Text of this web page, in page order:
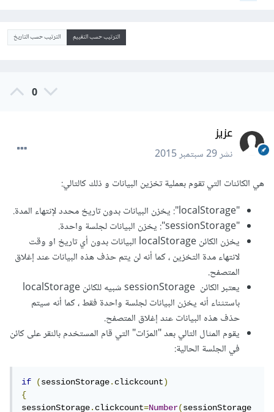
الترتيب حسب التقييم الترتيب حسب التاريخ
0
عزيز
نشر29 سبتمبر 2015
هي الكائنات التي تقوم بعملية تخزين البيانات و ذلك كالتالي:
"localStorage": يخزن البيانات بدون تاريخ محدد لإنتهاء المدة.
"sessionStorage": يخزن البيانات لجلسة واحدة.
يخزن الكائن localStorage البيانات بدون أي تاريخ او وقت
لانتهاء مدة التخزين ، كما أنه لن يتم حذف هذه البيانات عند إغلاق
المتصفح.
يعتبر الكائن sessionStorage شبيه للكائن localStorage
باستثناء أنه يخزن البيانات لجلسة واحدة فقط ، كما أنه سيتم
حذف هذه البيانات عند إغلاق المتصفح.
يقوم المثال التالي بعد "المرّات" التي قام المستخدم بالنقر على كائن
في الجلسة الحالية:
if (sessionStorage.clickcount)
{
sessionStorage.clickcount=Number(sessionStorage